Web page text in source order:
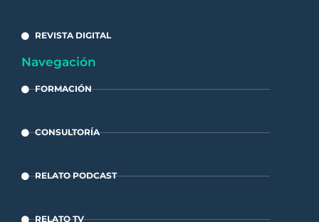
REVISTA DIGITAL
Navegación
FORMACIÓN
CONSULTORÍA
RELATO PODCAST
RELATO TV